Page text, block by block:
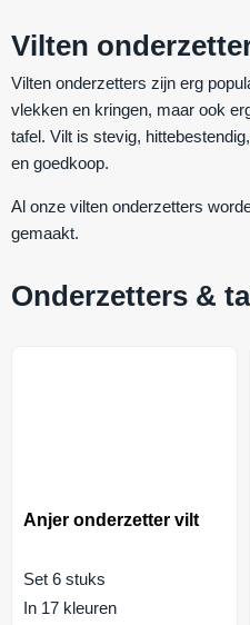
Vilten
Vilten onderzetters zijn erg
vlekken en kringen, maar ook
tafel. Vilt is stevig, hittebestendig,
en goedkoop.
Al onze vilten onderzetters
gemaakt.
Onderzetters &
Anjer onderzetter vilt
Set 6 stuks
In 17 kleuren